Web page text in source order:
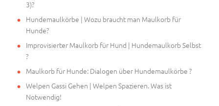
3)?
Hundemaulkörbe | Wozu braucht man Maulkorb für
Hunde?
Improvisierter Maulkorb für Hund | Hundemaulkorb Selbst
?
Maulkorb für Hunde: Dialogen über Hundemaulkörbe ?
Welpen Gassi Gehen | Welpen Spazieren. Was ist
Notwendig!